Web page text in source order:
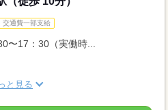
交通費一部支給
〜17：30（実働時...
と見る